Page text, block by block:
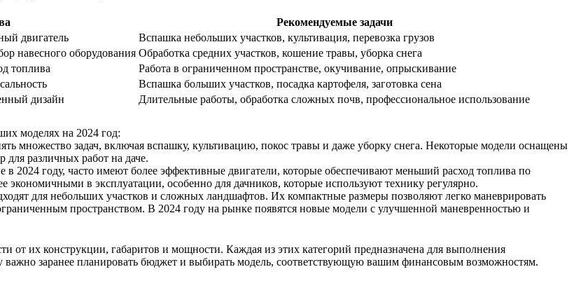
Рекомендуемые задачи
двигатель
Вспашка небольших участков, культивация, перевозка грузов
навесного оборудования Обработка средних участков, кошение травы, уборка снега
топлива
Работа в ограниченном пространстве, окучивание, опрыскивание
Вспашка больших участков, посадка картофеля, заготовка сена
дизайн Длительные работы, обработка сложных почв, профессиональное использование
моделях на 2024 год:
множество задач, включая вспашку, культивацию, покос травы и даже уборку снега. Некоторые модели оснащены
для различных работ на даче.
2024 году, часто имеют более эффективные двигатели, которые обеспечивают меньший расход топлива по
в эксплуатации, особенно для дачников, которые используют технику регулярно.
для небольших участков и сложных ландшафтов. Их компактные размеры позволяют легко маневрировать
пространством. В 2024 году на рынке появятся новые модели с улучшенной маневренностью и
от их конструкции, габаритов и мощности. Каждая из этих категорий предназначена для выполнения
важно заранее планировать бюджет и выбирать модель, соответствующую вашим финансовым возможностям.